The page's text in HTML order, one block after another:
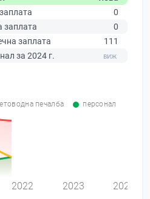
0
заплата
0
заплата
111
за 2024 г.
печалба персонал
2022 2023 2024